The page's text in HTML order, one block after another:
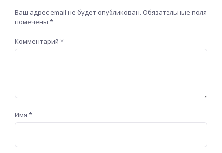
Ваш адрес email не будет опубликован. Обязательные поля
помечены *
Комментарий *
Имя *